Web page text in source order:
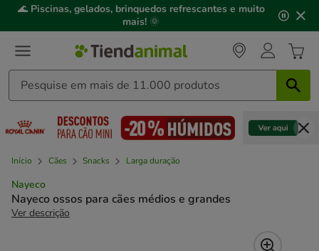
3,
mensagem,
🌊 Piscinas, gelados, brinquedos refrescantes e muito
mais! 🌞
Início Cães Snacks Larga duração
Nayeco
Nayeco ossos para cães médios e grandes
Ver descrição